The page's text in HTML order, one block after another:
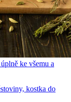
ke všemu a
kostka do